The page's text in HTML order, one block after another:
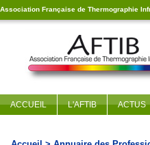
Association Française de Thermographie
ACCUEIL L'AFTIB ACTUS